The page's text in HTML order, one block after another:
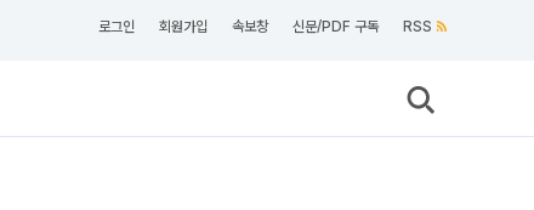
로그인 회원가입 속보창 신문/PDF 구독 RSS